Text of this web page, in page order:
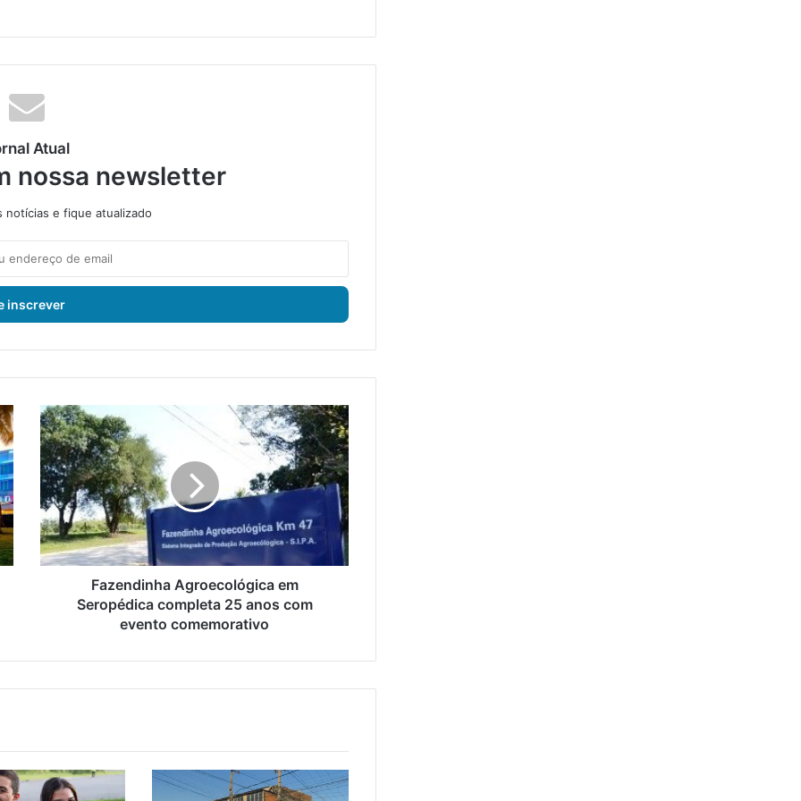
Atual
nossa newsletter
notícias e fique atualizado
F
a
z
e
n
d
i
n
h
o
ó
g
i
Fazendinha Agroecológica em
Seropédica completa 25 anos com
evento comemorativo